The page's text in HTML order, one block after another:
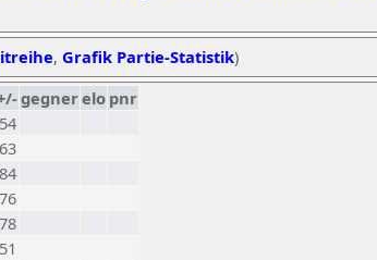
, Grafik Partie-Statistik)
gegnerelo pnr